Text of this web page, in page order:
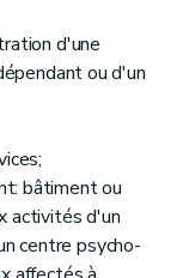
d'une
ou d'un
bâtiment ou
activités d'un
centre psycho-